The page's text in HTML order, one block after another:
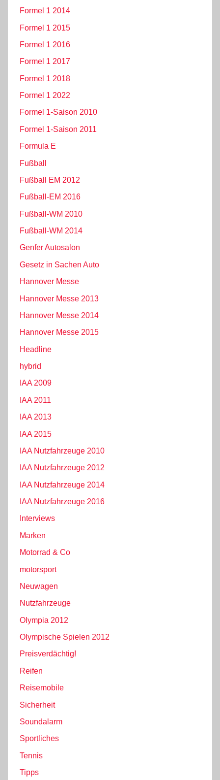
Formel 1 2014
Formel 1 2015
Formel 1 2016
Formel 1 2017
Formel 1 2018
Formel 1 2022
Formel 1-Saison 2010
Formel 1-Saison 2011
Formula E
Fußball
Fußball EM 2012
Fußball-EM 2016
Fußball-WM 2010
Fußball-WM 2014
Genfer Autosalon
Gesetz in Sachen Auto
Hannover Messe
Hannover Messe 2013
Hannover Messe 2014
Hannover Messe 2015
Headline
hybrid
IAA 2009
IAA 2011
IAA 2013
IAA 2015
IAA Nutzfahrzeuge 2010
IAA Nutzfahrzeuge 2012
IAA Nutzfahrzeuge 2014
IAA Nutzfahrzeuge 2016
Interviews
Marken
Motorrad & Co
motorsport
Neuwagen
Nutzfahrzeuge
Olympia 2012
Olympische Spielen 2012
Preisverdächtig!
Reifen
Reisemobile
Sicherheit
Soundalarm
Sportliches
Tennis
Tipps